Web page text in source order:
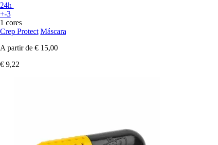
24h
+-3
1 cores
Crep Protect Máscara
A partir de € 15,00
€ 9,22